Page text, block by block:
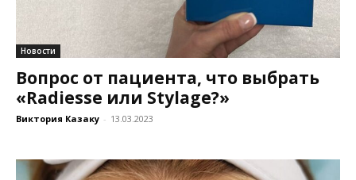
Новости
Вопрос от пациента, что выбрать
«Radiesse или Stylage?»
Виктория Казаку - 13.03.2023